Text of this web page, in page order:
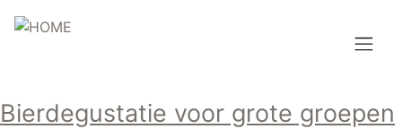
en
gaan
Hoofdnavigatie
HOME
Bierdegustatie voor grote groepen